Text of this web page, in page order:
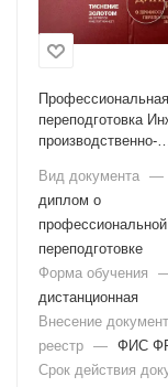
Профессиональная
переподготовка
производственно-
Вид документа —
диплом о
профессиональной
переподготовке
Форма обучения
дистанционная
Внесение
реестр — ФИС
Срок действия